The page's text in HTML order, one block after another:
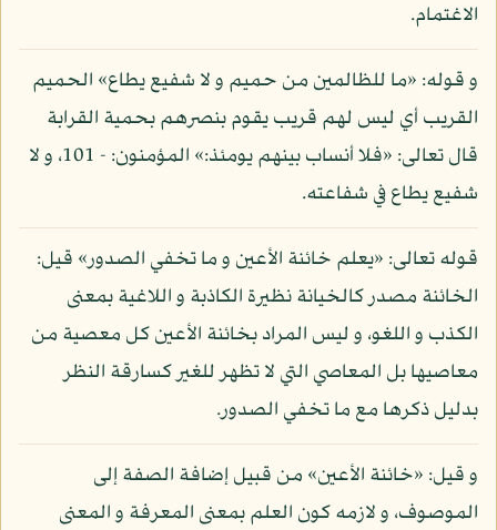
الاغتمام.
و قوله: «ما للظالمين من حميم و لا شفيع يطاع» الحميم
القريب أي ليس لهم قريب يقوم بنصرهم بحمية القرابة
قال تعالى: «فلا أنساب بينهم يومئذ:» المؤمنون: - 101، و لا
شفيع يطاع في شفاعته.
قوله تعالى: «يعلم خائنة الأعين و ما تخفي الصدور» قيل:
الخائنة مصدر كالخيانة نظيرة الكاذبة و اللاغية بمعنى
الكذب و اللغو، و ليس المراد بخائنة الأعين كل معصية من
معاصيها بل المعاصي التي لا تظهر للغير كسارقة النظر
بدليل ذكرها مع ما تخفي الصدور.
و قيل: «خائنة الأعين» من قبيل إضافة الصفة إلى
الموصوف، و لازمه كون العلم بمعنى المعرفة و المعنى